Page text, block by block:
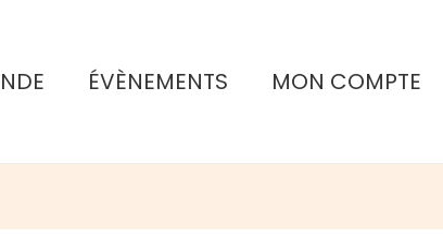
ÉVÈNEMENTS MON COMPTE